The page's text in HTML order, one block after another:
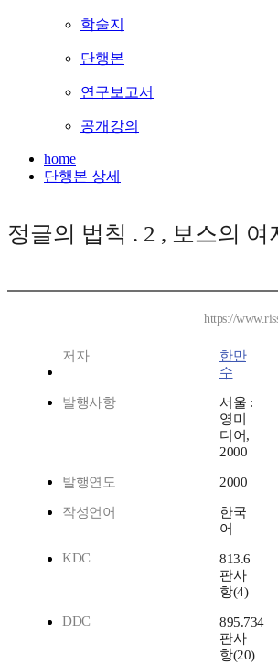
학술지
단행본
연구보고서
공개강의
home
단행본 상세
정글의 법칙 . 2 , 보스의 여
https://
저자
한만
수
발행사항
서울 :
영미
디어,
2000
발행연도 2000
작성언어
한국
어
KDC
813.6
판사
항(4)
DDC
895.734
판사
항(20)